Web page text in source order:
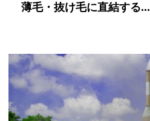
薄毛・抜け毛に直結する...